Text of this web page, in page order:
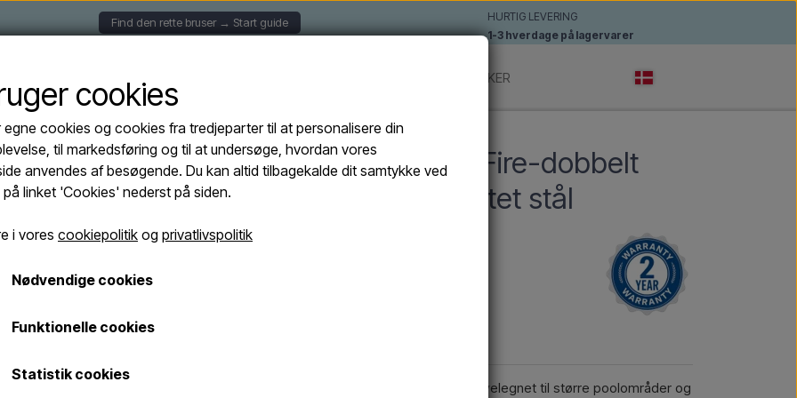
Find den rette bruser → Start guide
HURTIG LEVERING
1-3 hverdage på lagervarer
MÆRKER
INOX IDRA 4T - Fire-dobbelt udendørs bruser i børstet stål
Udsolgt
Sined INOX IDRA 4T - Fire-dobbelt
udendørs bruser i børstet stål
21.895,00 DKK
Elegant udendørs bruser med 4 brusehoveder velegnet til større poolområder og
cookies
egne cookies og cookies fra tredjeparter til at personalisere din
til markedsføring og til at undersøge, hvordan vores
anvendes af besøgende. Du kan altid tilbagekalde dit samtykke ved
linket 'Cookies' nederst på siden.
i vores cookiepolitik og privatlivspolitik
Nødvendige cookies
Funktionelle cookies
Statistik cookies